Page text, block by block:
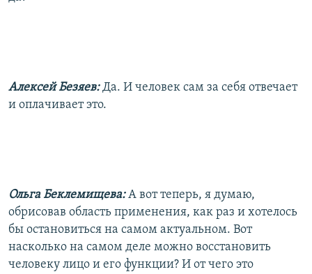
Алексей Безяев:Да. И человек сам за себя отвечает
и оплачивает это.
Ольга Беклемищева:А вот теперь, я думаю,
обрисовав область применения, как раз и хотелось
бы остановиться на самом актуальном. Вот
насколько на самом деле можно восстановить
человеку лицо и его функции? И от чего это